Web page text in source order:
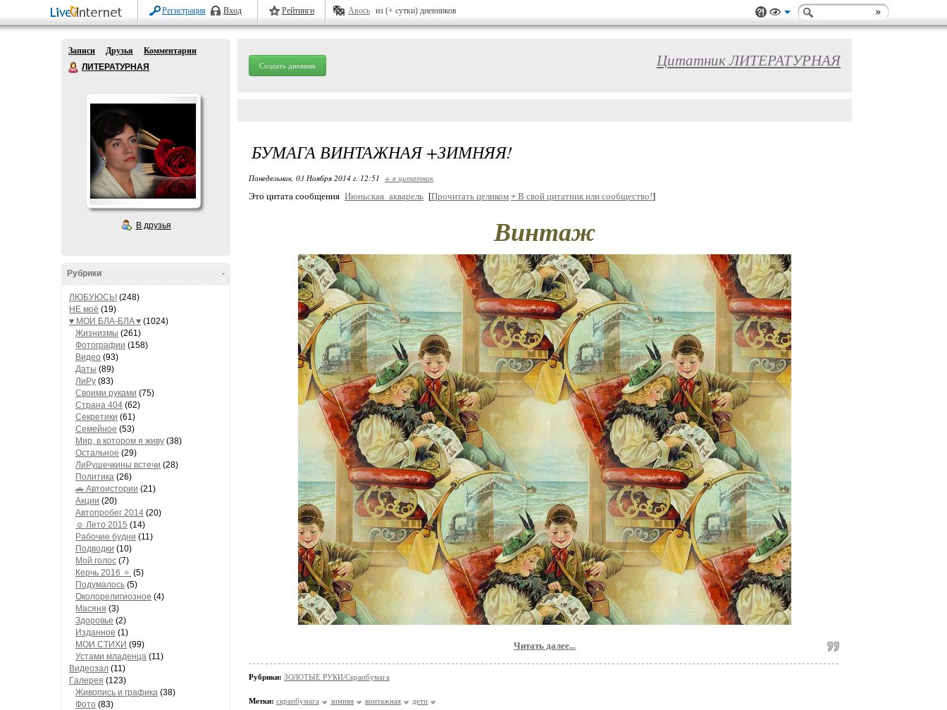
Регистрация Вход Рейтинги Авось из (+ сутки) дневников
Записи Друзья
Комментарии
ЛИТЕРАТУРНАЯ
В друзья
-
Рубрики
ЛЮБУЮСЬ! (248)
НЕ моё (19)
♥ МОИ БЛA-БЛA ♥ (1024)
Жизнизмы (261)
Фотографии (158)
Видео (93)
Даты (89)
ЛиРу (83)
Своими руками (75)
Страна 404 (62)
Секретики (61)
Семейное (53)
Мир, в котором я живу (38)
Остальное (29)
ЛиРушечкины встечи (28)
Политика (26)
🚗 Автоистории (21)
Акции (20)
Автопробег 2014 (20)
☺ Лето 2015 (14)
Рабочие будни (11)
Подводки (10)
Мой голос (7)
Керчь 2016 🔅 (5)
Подумалось (5)
Околорелигиозное (4)
Масяня (3)
Здоровье (2)
Изданное (1)
МОИ СТИХИ (99)
Устами младенца (11)
Видеозал (11)
Гaлерея (123)
Живопись и грaфикa (38)
Фото (83)
Создать дневник Цитатник ЛИТЕРАТУРНАЯ
БУМАГА ВИНТАЖНАЯ +ЗИМНЯЯ!
Понедельник, 03 Ноября 2014 г. 12:51 + в цитатник
Это цитата сообщения Июньская_акварель [Прочитать целиком + В свой цитатник или сообщество!]
Винтаж
Читать далее...
Рубрики: ЗОЛОТЫЕ РУКИ/Скрaпбумaгa
Метки: скрапбумага зимняя винтажная дети